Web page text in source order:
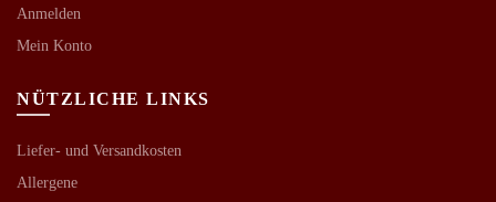
Anmelden
Mein Konto
NÜTZLICHE LINKS
Liefer- und Versandkosten
Allergene